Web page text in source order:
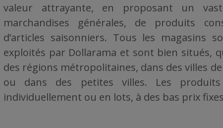
valeur attrayante, en proposant un
marchandises générales, de produits
d’articles saisonniers. Tous les magasins
exploités par Dollarama et sont bien situés,
des régions métropolitaines, dans des villes
ou dans des petites villes. Les
individuellement ou en lots, à des bas prix